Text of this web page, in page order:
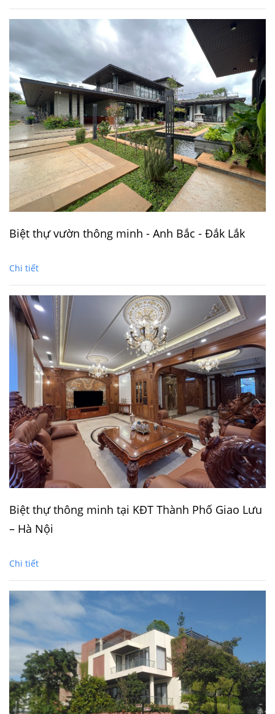
Biệt thự vườn thông minh - Anh Bắc - Đắk Lắk
Chi tiết
Biệt thự thông minh tại KĐT Thành Phố Giao Lưu
– Hà Nội
Chi tiết